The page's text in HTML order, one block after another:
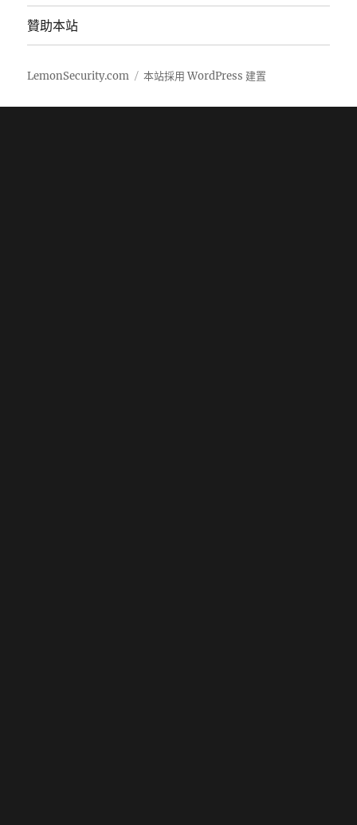
贊助本站
LemonSecurity.com 本站採用 WordPress 建置